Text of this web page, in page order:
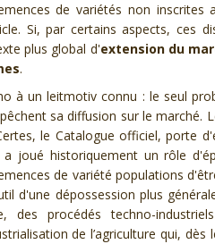
de variétés non
Si, par certains aspects, ces
plus global d'extension du
.
à un leitmotiv connu : le seul
sa diffusion sur le marché.
le Catalogue officiel, porte
joué historiquement un rôle
de variété populations
d'une dépossession plus
des procédés techno-
de l’agriculture qui,